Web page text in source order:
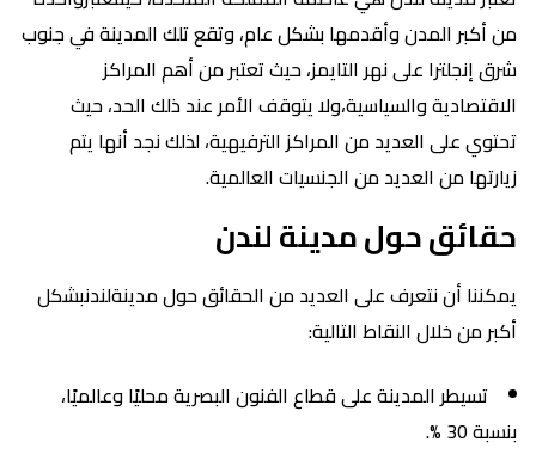
من أكبر المدن وأقدمها بشكل عام، وتقع تلك المدينة في جنوب
شرق إنجلترا على نهر التايمز، حيث تعتبر من أهم المراكز
الاقتصادية والسياسية،ولا يتوقف الأمر عند ذلك الحد، حيث
تحتوي على العديد من المراكز الترفيهية، لذلك نجد أنها يتم
زيارتها من العديد من الجنسيات العالمية.
حقائق حول مدينة لندن
يمكننا أن نتعرف على العديد من الحقائق حول مدينةلندنبشكل
أكبر من خلال النقاط التالية:
تسيطر المدينة على قطاع الفنون البصرية محليًا وعالميًا،
بنسبة 30 %.